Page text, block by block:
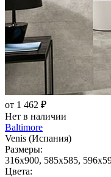
от 1 462 ₽
Нет в наличии
Baltimore
Venis (Испания)
Размеры:
316x900, 585x585,
Цвета: